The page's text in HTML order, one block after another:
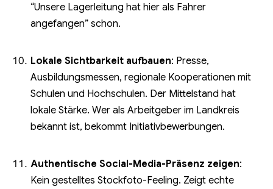
“Unsere Lagerleitung hat hier als Fahrer
angefangen” schon.
Lokale Sichtbarkeit aufbauen: Presse,
Ausbildungsmessen, regionale Kooperationen mit
Schulen und Hochschulen. Der Mittelstand hat
lokale Stärke. Wer als Arbeitgeber im Landkreis
bekannt ist, bekommt Initiativbewerbungen.
Authentische Social-Media-Präsenz zeigen:
Kein gestelltes Stockfoto-Feeling. Zeigt echte